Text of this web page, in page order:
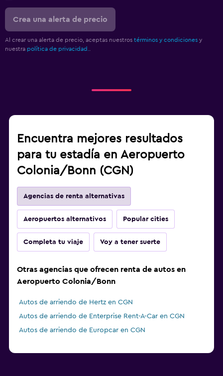
Crea una alerta de precio
Al crear una alerta de precio, aceptas nuestros términos y condiciones y
nuestra política de privacidad..
Encuentra mejores resultados
para tu estadía en Aeropuerto
Colonia/Bonn (CGN)
Agencias de renta alternativas
Aeropuertos alternativos Popular cities
Completa tu viaje Voy a tener suerte
Otras agencias que ofrecen renta de autos en
Aeropuerto Colonia/Bonn
Autos de arriendo de Hertz en CGN
Autos de arriendo de Enterprise Rent-A-Car en CGN
Autos de arriendo de Europcar en CGN